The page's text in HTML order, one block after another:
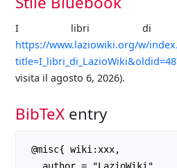
I libri di
https://www.laziowiki.org/w/
visita il agosto 6, 2026).
BibTeX entry